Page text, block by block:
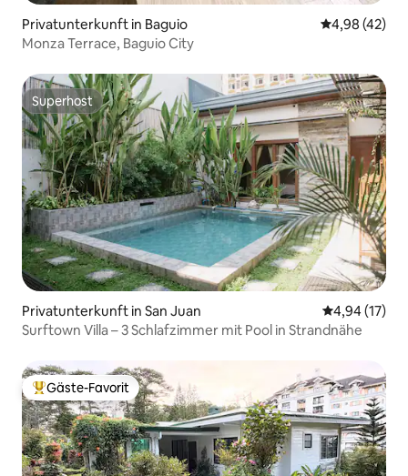
Privatunterkunft in Baguio
4,98 (42)
Monza Terrace, Baguio City
Superhost
Superhost
Privatunterkunft in San Juan
4,94 (17)
Surftown Villa – 3 Schlafzimmer mit Pool in Strandnähe
Beliebter Gäste-Favorit.
Gäste-Favorit